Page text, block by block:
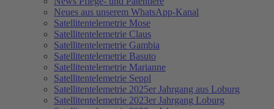
Neues aus unserem WhatsApp-Kanal
Satellitentelemetrie Mose
Satellitentelemetrie Claus
Satellitentelemetrie Gambia
Satellitentelemetrie Basuto
Satellitentelemetrie Marianne
Satellitentelemetrie Seppl
Satellitentelemetrie 2025er Jahrgang aus Loburg
Satellitentelemetrie 2023er Jahrgang Loburg